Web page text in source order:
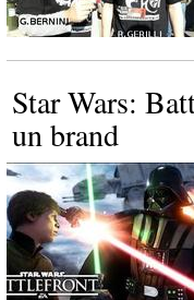
Star Wars:
un brand